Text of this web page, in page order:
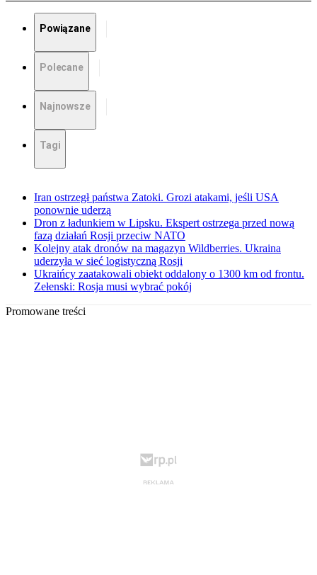
Powiązane
Polecane
Najnowsze
Tagi
Iran ostrzegł państwa Zatoki. Grozi atakami, jeśli USA
ponownie uderzą
Dron z ładunkiem w Lipsku. Ekspert ostrzega przed nową
fazą działań Rosji przeciw NATO
Kolejny atak dronów na magazyn Wildberries. Ukraina
uderzyła w sieć logistyczną Rosji
Ukraińcy zaatakowali obiekt oddalony o 1300 km od frontu.
Zełenski: Rosja musi wybrać pokój
Promowane treści